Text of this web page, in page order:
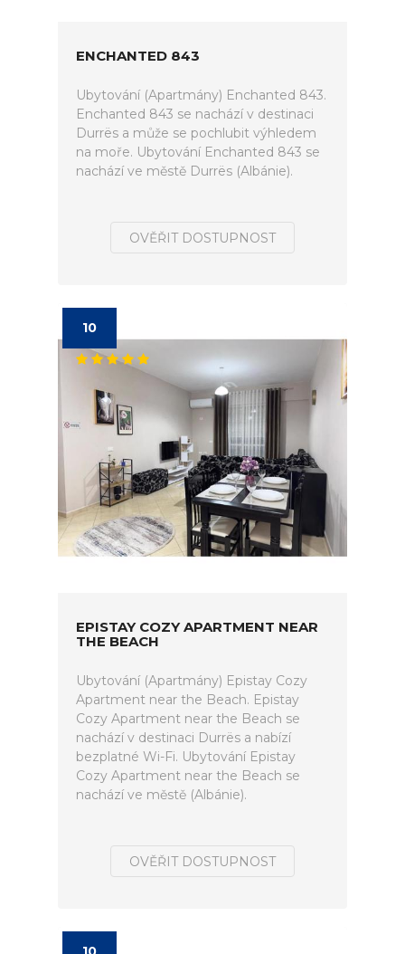
ENCHANTED 843
Ubytování (Apartmány) Enchanted 843.
Enchanted 843 se nachází v destinaci
Durrës a může se pochlubit výhledem
na moře. Ubytování Enchanted 843 se
nachází ve městě Durrës (Albánie).
OVĚŘIT DOSTUPNOST
10
EPISTAY COZY APARTMENT NEAR
THE BEACH
Ubytování (Apartmány) Epistay Cozy
Apartment near the Beach. Epistay
Cozy Apartment near the Beach se
nachází v destinaci Durrës a nabízí
bezplatné Wi-Fi. Ubytování Epistay
Cozy Apartment near the Beach se
nachází ve městě (Albánie).
OVĚŘIT DOSTUPNOST